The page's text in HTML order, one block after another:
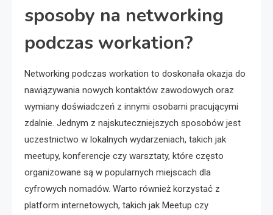
sposoby na networking
podczas workation?
Networking podczas workation to doskonała okazja do
nawiązywania nowych kontaktów zawodowych oraz
wymiany doświadczeń z innymi osobami pracującymi
zdalnie. Jednym z najskuteczniejszych sposobów jest
uczestnictwo w lokalnych wydarzeniach, takich jak
meetupy, konferencje czy warsztaty, które często
organizowane są w popularnych miejscach dla
cyfrowych nomadów. Warto również korzystać z
platform internetowych, takich jak Meetup czy